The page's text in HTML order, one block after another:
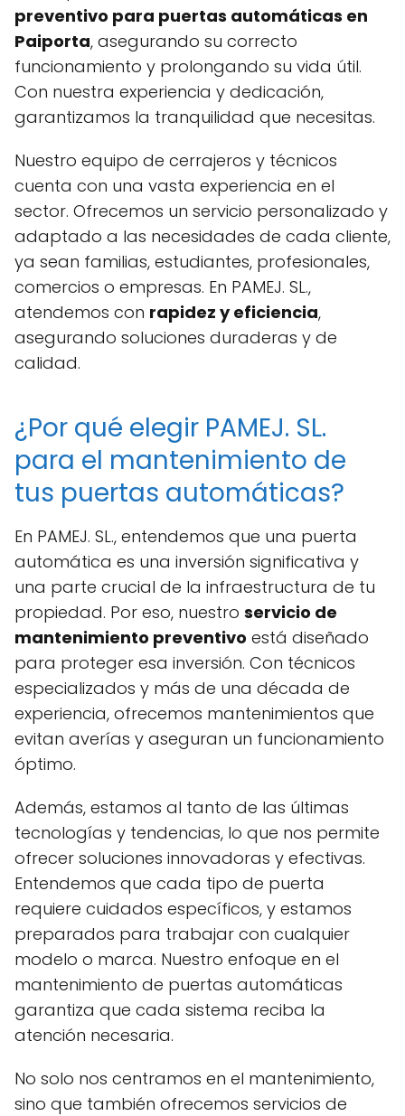
preventivo para puertas automáticas en
Paiporta, asegurando su correcto
funcionamiento y prolongando su vida útil.
Con nuestra experiencia y dedicación,
garantizamos la tranquilidad que necesitas.
Nuestro equipo de cerrajeros y técnicos
cuenta con una vasta experiencia en el
sector. Ofrecemos un servicio personalizado y
adaptado a las necesidades de cada cliente,
ya sean familias, estudiantes, profesionales,
comercios o empresas. En PAMEJ. SL.,
atendemos con rapidez y eficiencia,
asegurando soluciones duraderas y de
calidad.
¿Por qué elegir PAMEJ. SL.
para el mantenimiento de
tus puertas automáticas?
En PAMEJ. SL., entendemos que una puerta
automática es una inversión significativa y
una parte crucial de la infraestructura de tu
propiedad. Por eso, nuestro servicio de
mantenimiento preventivo está diseñado
para proteger esa inversión. Con técnicos
especializados y más de una década de
experiencia, ofrecemos mantenimientos que
evitan averías y aseguran un funcionamiento
óptimo.
Además, estamos al tanto de las últimas
tecnologías y tendencias, lo que nos permite
ofrecer soluciones innovadoras y efectivas.
Entendemos que cada tipo de puerta
requiere cuidados específicos, y estamos
preparados para trabajar con cualquier
modelo o marca. Nuestro enfoque en el
mantenimiento de puertas automáticas
garantiza que cada sistema reciba la
atención necesaria.
No solo nos centramos en el mantenimiento,
sino que también ofrecemos servicios de